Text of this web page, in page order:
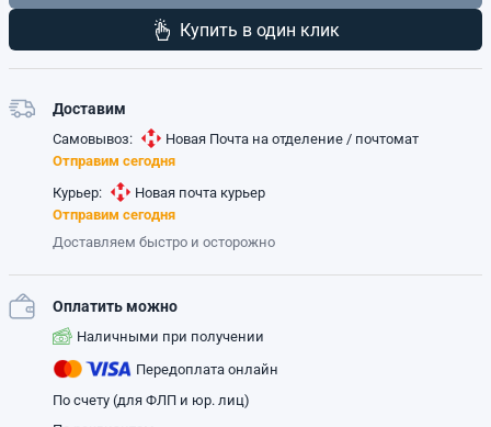
Купить в один клик
Доставим
Самовывоз:
Новая Почта на отделение / почтомат
Отправим сегодня
Курьер:
Новая почта курьер
Отправим сегодня
Доставляем быстро и осторожно
Оплатить можно
Наличными при получении
Передоплата онлайн
По счету (для ФЛП и юр. лиц)